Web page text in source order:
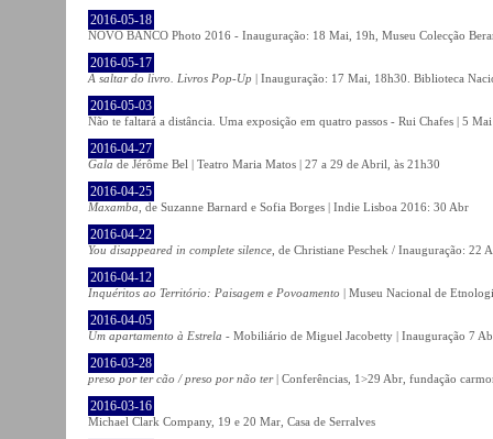
2016-05-18
NOVO BANCO Photo 2016 - Inauguração: 18 Mai, 19h, Museu Colecção
2016-05-17
A saltar do livro. Livros Pop-Up | Inauguração: 17 Mai, 18h30. Biblioteca
2016-05-03
Não te faltará a distância. Uma exposição em quatro passos - Rui Chafes | 5
2016-04-27
Gala de Jérôme Bel | Teatro Maria Matos | 27 a 29 de Abril, às 21h30
2016-04-25
Maxamba , de Suzanne Barnard e Sofia Borges | Indie Lisboa 2016: 30 Abr
2016-04-22
You disappeared in complete silence , de Christiane Peschek / Inauguração: 22
2016-04-12
Inquéritos ao Território: Paisagem e Povoamento | Museu Nacional de
2016-04-05
Um apartamento à Estrela - Mobiliário de Miguel Jacobetty | Inauguração 7
2016-03-28
preso por ter cão / preso por não ter| Conferências, 1>29 Abr, fundação
2016-03-16
Michael Clark Company, 19 e 20 Mar, Casa de Serralves